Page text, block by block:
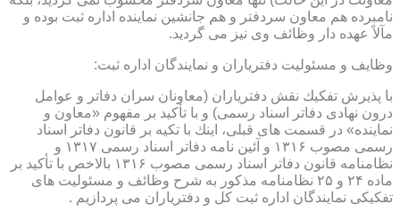
نامبرده هم معاون سردفتر و هم جانشین نماینده اداره ثبت بوده و
مآلاً عهده دار وظائف وی نیز می گردید.
وظایف و مسئولیت دفتریاران و نمایندگان اداره ثبت:
با پذیرش تفكیك نقش دفتریاران (معاونان سران دفاتر و عوامل
درون نهادی دفاتر اسناد رسمی) و با تأكید بر مفهوم «معاون و
نماینده» در قسمت های قبلی، اینك با تكیه بر قانون دفاتر اسناد
رسمی مصوب ۱۳۱۶ و آئین نامه دفاتر اسناد رسمی ۱۳۱۷ و
نظامنامه قانون دفاتر اسناد رسمی مصوب ۱۳۱۶ بالاخص با تأكید بر
ماده ۲۴ و ۲۵ نظامنامه مذكور به شرح وظائف و مسئولیت های
تفكیكی نمایندگان اداره ثبت كل و دفتریاران می پردازیم .